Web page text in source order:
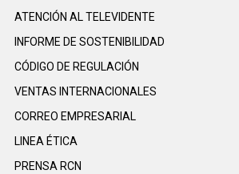
ATENCIÓN AL TELEVIDENTE
INFORME DE SOSTENIBILIDAD
CÓDIGO DE REGULACIÓN
VENTAS INTERNACIONALES
CORREO EMPRESARIAL
LINEA ÉTICA
PRENSA RCN